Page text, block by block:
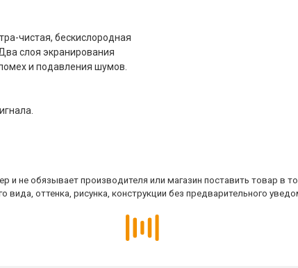
чистая, бескислородная
слоя экранирования
и подавления шумов.
и не обязывает производителя или магазин поставить товар в
вида, оттенка, рисунка, конструкции без предварительного